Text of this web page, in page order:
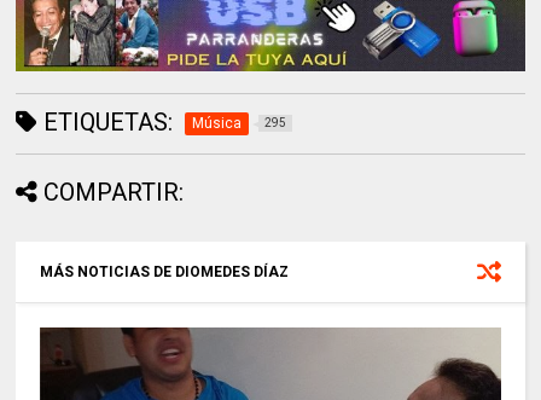
ETIQUETAS: Música 295
COMPARTIR:
MÁS NOTICIAS DE DIOMEDES DÍAZ